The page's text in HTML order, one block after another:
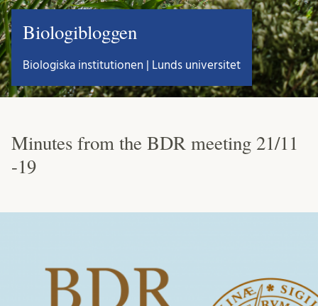
Biologibloggen
Biologiska institutionen | Lunds universitet
Minutes from the BDR meeting 21/11
-19